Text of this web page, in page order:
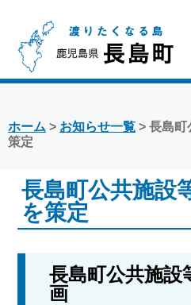
ホーム > お知らせ一覧 > 長島町
策定
長島町公共施設
を策定
長島町公共施設
画